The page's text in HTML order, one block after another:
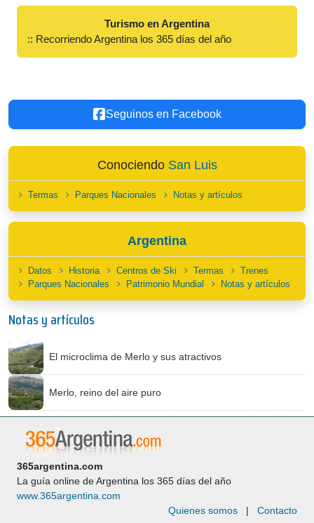
Turismo en Argentina
:: Recorriendo Argentina los 365 días del año
Seguinos en Facebook
Conociendo San Luis
Termas Parques Nacionales Notas y artículos
Argentina
Datos Historia Centros de Ski Termas
Trenes
Parques Nacionales
Patrimonio Mundial Notas y artículos
Notas y artículos
El microclima de Merlo y sus atractivos
Merlo, reino del aire puro
365argentina.com
La guía online de Argentina los 365 días del año
www.365argentina.com
Quienes somos | Contacto